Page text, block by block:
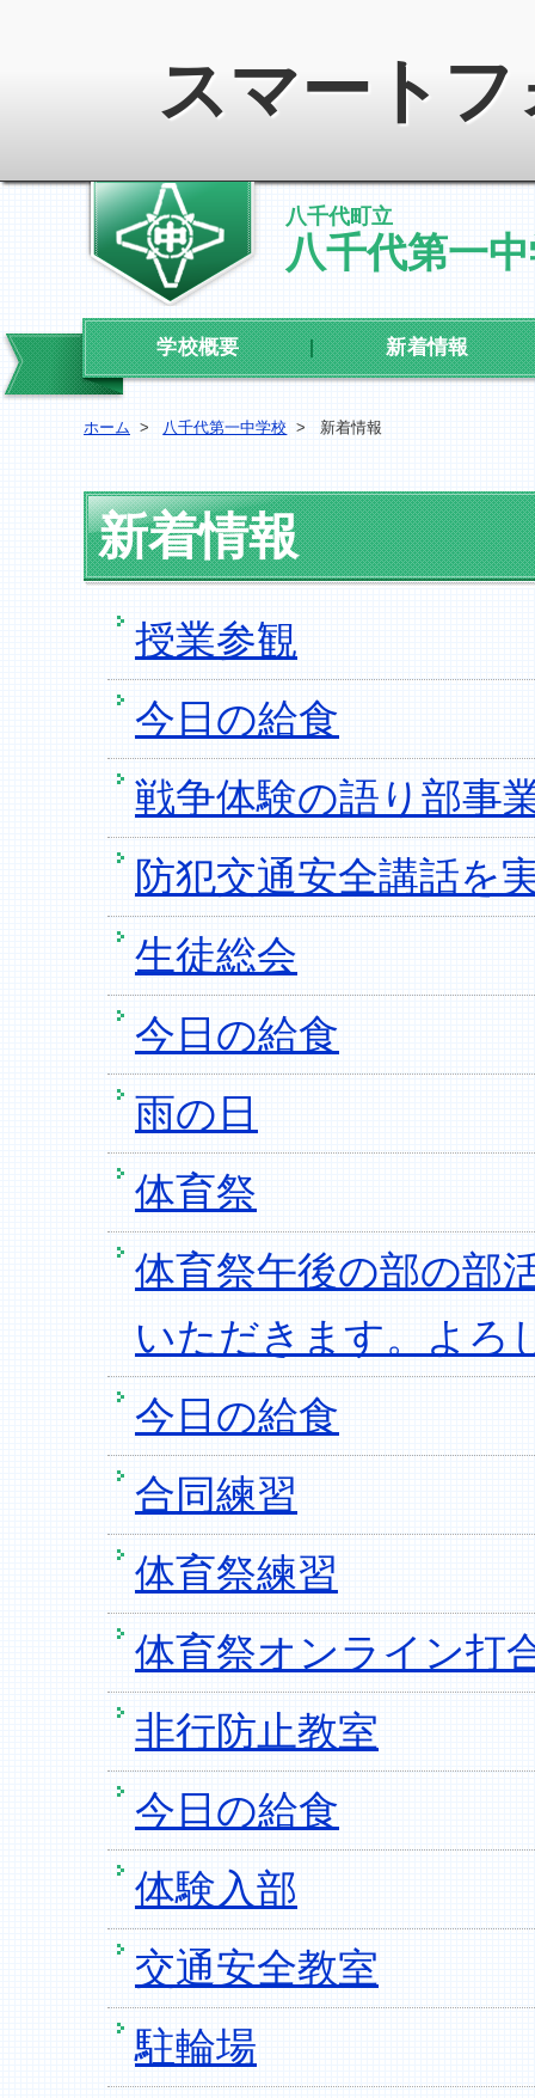
スマート
八千代町立
八千代第一
学校概要 新着情報
ホーム > 八千代第一中学校 > 新着情報
新着情報
授業参観
今日の給食
戦争体験の語り部事
防犯交通安全講話を
生徒総会
今日の給食
雨の日
体育祭
体育祭午後の部の部
いただきます。よろ
今日の給食
合同練習
体育祭練習
体育祭オンライン打
非行防止教室
今日の給食
体験入部
交通安全教室
駐輪場